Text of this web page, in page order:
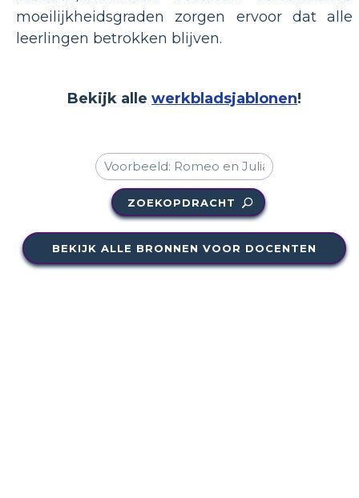
moeilijkheidsgraden zorgen ervoor dat alle
leerlingen betrokken blijven.
Bekijk alle werkbladsjablonen!
ZOEKOPDRACHT
BEKIJK ALLE BRONNEN VOOR DOCENTEN